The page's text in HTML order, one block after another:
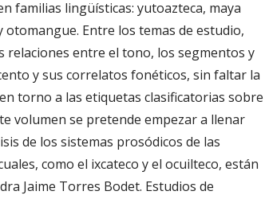
familias lingüísticas: yutoazteca, maya
otomangue. Entre los temas de estudio,
relaciones entre el tono, los segmentos y
y sus correlatos fonéticos, sin faltar la
torno a las etiquetas clasificatorias sobre
volumen se pretende empezar a llenar
de los sistemas prosódicos de las
como el ixcateco y el ocuilteco, están
Jaime Torres Bodet. Estudios de